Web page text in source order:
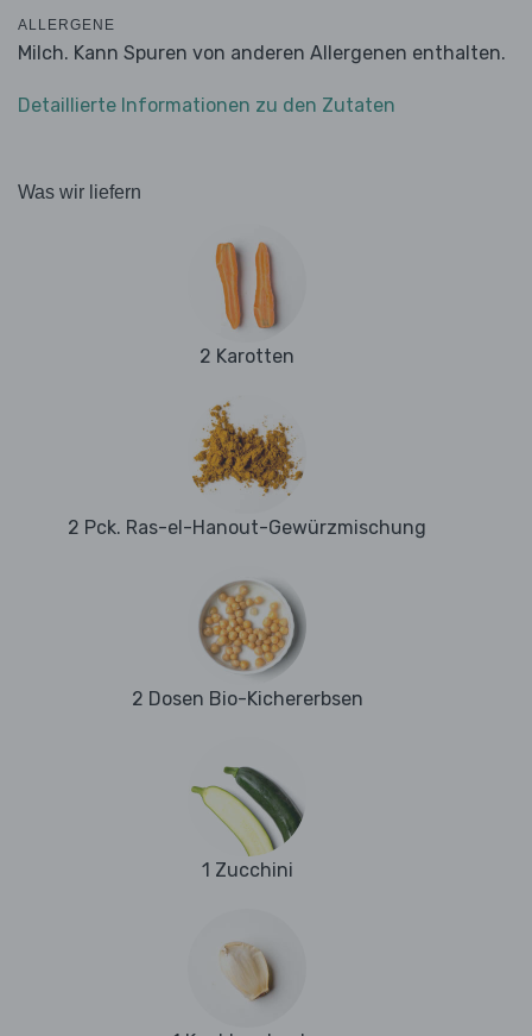
ALLERGENE
Milch. Kann Spuren von anderen Allergenen enthalten.
Detaillierte Informationen zu den Zutaten
Was wir liefern
2 Karotten
2 Pck. Ras-el-Hanout-Gewürzmischung
2 Dosen Bio-Kichererbsen
1 Zucchini